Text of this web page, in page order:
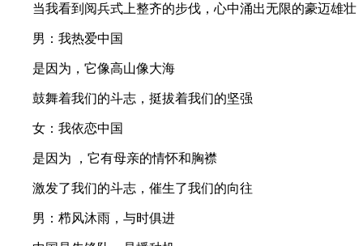
当我看到阅兵式上整齐的步伐，心中涌出无限的豪迈雄壮
男：我热爱中国
是因为，它像高山像大海
鼓舞着我们的斗志，挺拔着我们的坚强
女：我依恋中国
是因为 ，它有母亲的情怀和胸襟
激发了我们的斗志，催生了我们的向往
男：栉风沐雨，与时俱进